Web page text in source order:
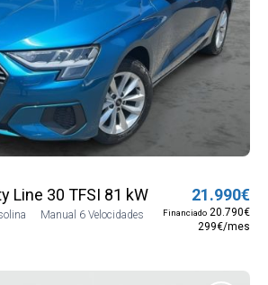
Line 30 TFSI 81 kW (110 CV)
Manual 6 Velocidades
21.990€
Financiado 20.790€
299€/mes